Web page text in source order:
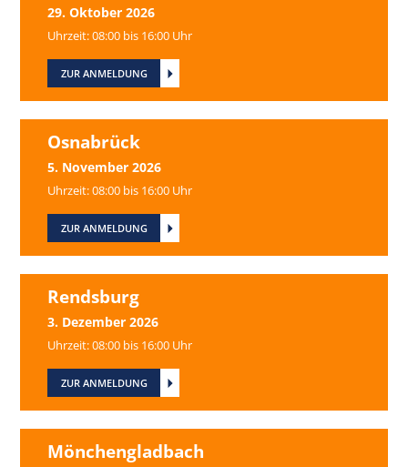
29. Oktober 2026
Uhrzeit: 08:00 bis 16:00 Uhr
ZUR ANMELDUNG
Osnabrück
5. November 2026
Uhrzeit: 08:00 bis 16:00 Uhr
ZUR ANMELDUNG
Rendsburg
3. Dezember 2026
Uhrzeit: 08:00 bis 16:00 Uhr
ZUR ANMELDUNG
Mönchengladbach